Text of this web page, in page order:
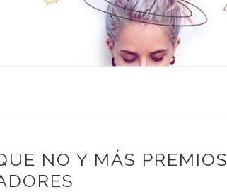
NO Y MÁS PREMIOS